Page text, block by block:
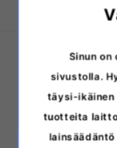
About us
Search
Sinun
sivustolla.
täysi-
tuotteita